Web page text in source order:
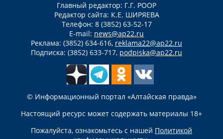
Главный редактор: Г.Г. РООР
Редактор сайта: К.Е. ШИРЯЕВА
Телефон: 8 (3852) 63-52-17
E-mail: news@ap22.ru
Реклама: (3852) 634-616, reklama22@ap22.ru
Подписка: (3852) 633-717, podpiska@ap22.ru
© Информационный портал «Алтайская правда»
Настоящий ресурс может содержать материалы 18+
Пожалуйста, ознакомьтесь с нашей Политикой